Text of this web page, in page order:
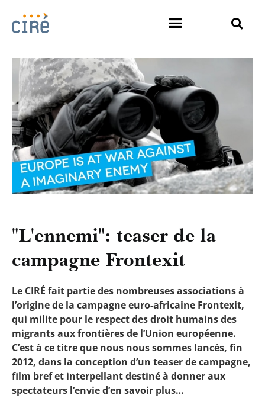
"L'ennemi": teaser de la
campagne Frontexit
Le CIRÉ fait partie des nombreuses associations à
l’origine de la campagne euro-africaine Frontexit,
qui milite pour le respect des droit humains des
migrants aux frontières de l’Union européenne.
C’est à ce titre que nous nous sommes lancés, fin
2012, dans la conception d’un teaser de campagne,
film bref et interpellant destiné à donner aux
spectateurs l’envie d’en savoir plus…